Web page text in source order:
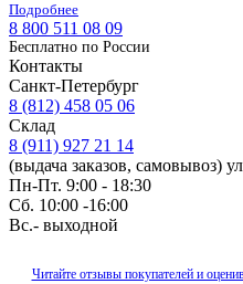
Подробнее
8 800 511 08 09
Бесплатно по Роcсии
Контакты
Санкт-Петербург
8 (812) 458 05 06
Склад
8 (911) 927 21 14
(выдача заказов, самовывоз)
Пн-Пт. 9:00 - 18:30
Сб. 10:00 -16:00
Вс.- выходной
Читайте отзывы покупателей и